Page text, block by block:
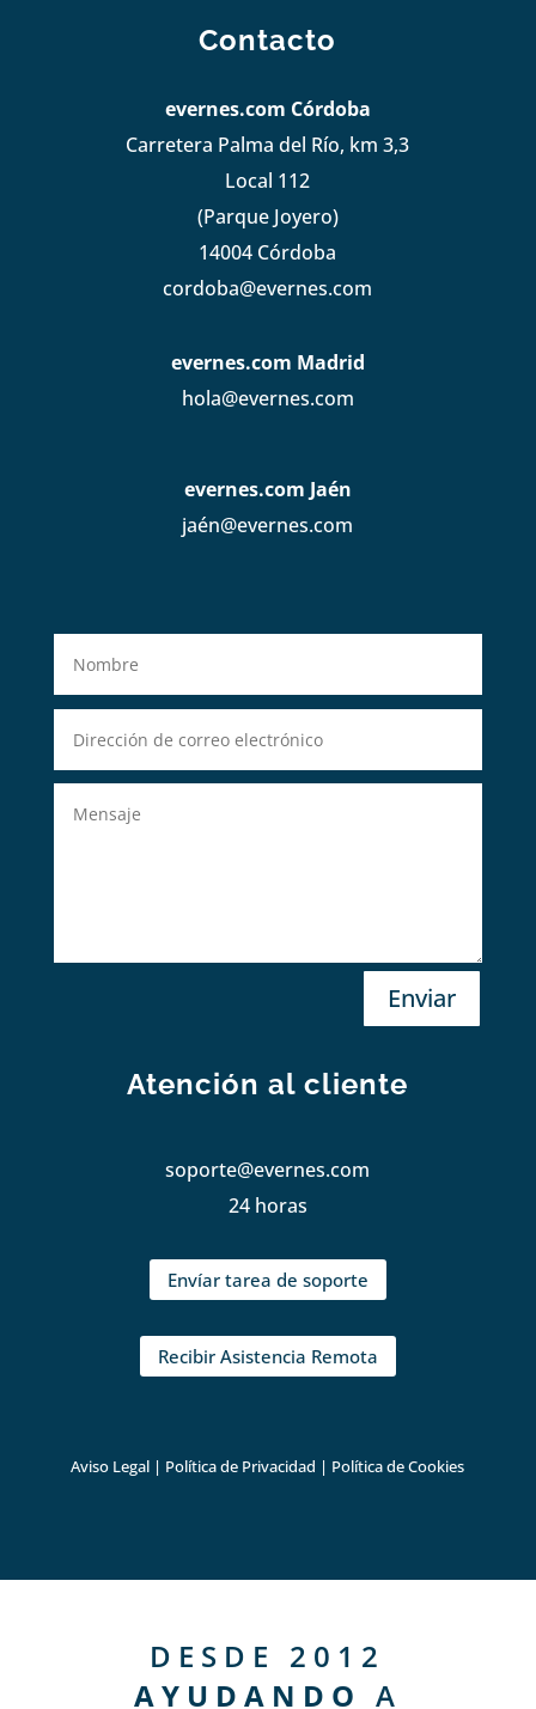
Contacto
evernes.com Córdoba
Carretera Palma del Río, km 3,3
Local 112
(Parque Joyero)
14004 Córdoba
cordoba@evernes.com
evernes.com Madrid
hola@evernes.com
evernes.com Jaén
jaén@evernes.com
Enviar
Atención al cliente
soporte@evernes.com
24 horas
Envíar tarea de soporte
Recibir Asistencia Remota
Aviso Legal | Política de Privacidad | Política de Cookies
DESDE 2012
AYUDANDO A